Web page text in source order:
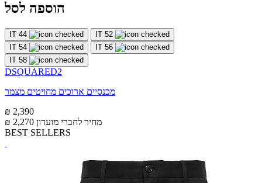
הוספה לסל
IT 44
IT 52
IT 54
IT 56
IT 58
DSQUARED2
מכנסיים ארוכים מחויטים מצמר
₪ 2,390
₪ 2,270 מחיר לחברי מועדון
BEST SELLERS